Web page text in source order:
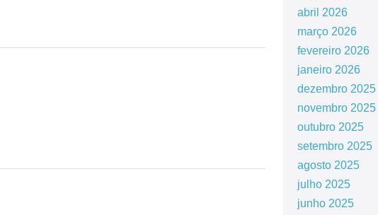
abril 2026
março 2026
fevereiro 2026
janeiro 2026
dezembro 2025
novembro 2025
outubro 2025
setembro 2025
agosto 2025
julho 2025
junho 2025